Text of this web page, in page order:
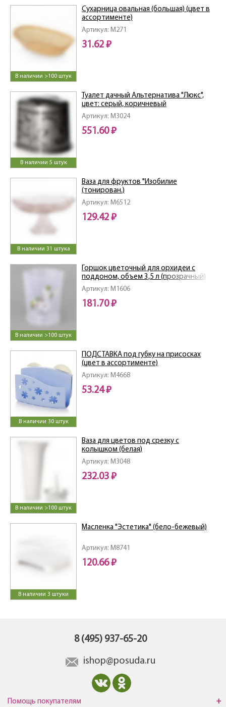
В наличии >100 штук
Артикул: M271
Сухарница овальная (большая) (цвет в
ассортименте)
31.62 ₽
В наличии 5 штук
Артикул: M3024
Туалет дачный Альтернатива "Люкс",
цвет: серый, коричневый
551.60 ₽
В наличии 31 штука
Артикул: M6512
Ваза для фруктов "Изобилие
(тонирован.)
129.42 ₽
В наличии >100 штук
Артикул: M1606
Горшок цветочный для орхидеи с
поддоном, объем 3,5 л (прозрачный)
181.70 ₽
В наличии 30 штук
Артикул: M4668
ПОДСТАВКА под губку на присосках
(цвет в ассортименте)
53.24 ₽
В наличии >100 штук
Артикул: M3048
Ваза для цветов под срезку с
колышком (белая)
232.03 ₽
В наличии 3 штуки
Артикул: M8741
Масленка "Эстетика" (бело-бежевый)
120.66 ₽
8 (495) 937-65-20
ishop@posuda.ru
Помощь покупателям